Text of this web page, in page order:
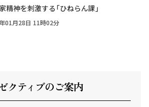
精神を刺激する「ひねらん課」
01月28日 11時02分
クティ ブのご案内